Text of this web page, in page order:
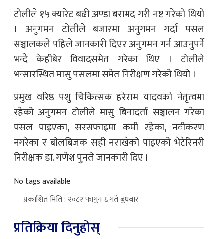
टोलीले १५ क्यारेट बढी अण्डा बरामद गरी नष्ट गरेको थियो
। अनुगमन टोलीले बजारमा अनुगमन गर्दा पसल
सञ्चालकले पहिले जानकारी दिएर अनुगमन गर्न आउनुपर्ने
भन्दै केहीबेर विवादसमेत गरेका थिए । टोलीले
भन्सारस्थित मासु पसलमा समेत निरीक्षण गरेको थियो ।
प्रमुख वरिष्ठ पशु चिकित्सक हरेराम यादवको नेतृत्वमा
रहेको अनुगमन टोलीले मासु बिनादर्ता सञ्चालन गरेका
पसल पाइएका, सरसफाइमा कमी रहेका, नवीकरण
नगरेका र बीलबिजक सही नराखेको पाइएको भेटेरिनरी
निरीक्षक डा. गणेश पुनले जानकारी दिए ।
No tags available
प्रकाशित मिति : २०८२ फागुन ६ गते बुधबार
प्रतिक्रिया दिनुहोस्